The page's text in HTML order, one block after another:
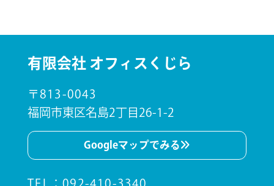
有限会社 オフィスくじら
〒813-0043
福岡市東区名島2丁目26-1-2
Googleマップでみる
TEL ：092-410-3340